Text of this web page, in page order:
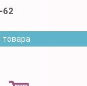
62
товара